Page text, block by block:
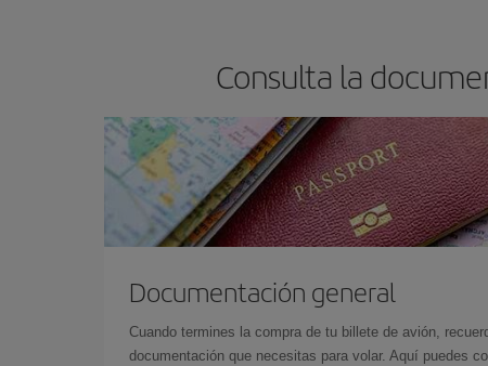
Consulta la
Documentación general
Cuando termines la compra de tu billete de avión,
documentación que necesitas para volar. Aquí puedes